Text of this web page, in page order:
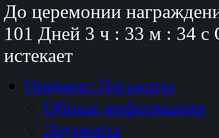
До церемонии
101 Дней 3 ч : 33 м : 33 с
истекает
Премия::Лауреаты
Общая информация
Лауреаты